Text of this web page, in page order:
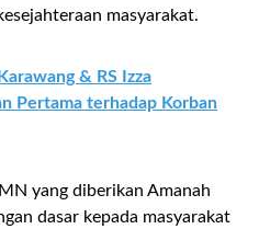
masyarakat.
& RS Izza
Pertama terhadap Korban
yang diberikan Amanah
dasar kepada masyarakat